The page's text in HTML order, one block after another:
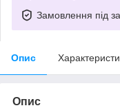
Замовлення під
Опис
Опис